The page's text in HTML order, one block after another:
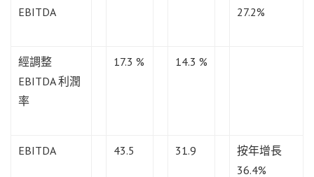
EBITDA
27.2%
經調整
EBITDA 利潤
率
17.3 % 14.3 %
EBITDA 43.5 31.9
按年增長
36.4%